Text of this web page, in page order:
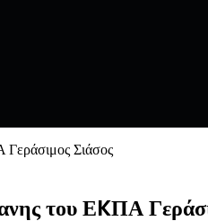
Σιάσος
του ΕKΠΑ